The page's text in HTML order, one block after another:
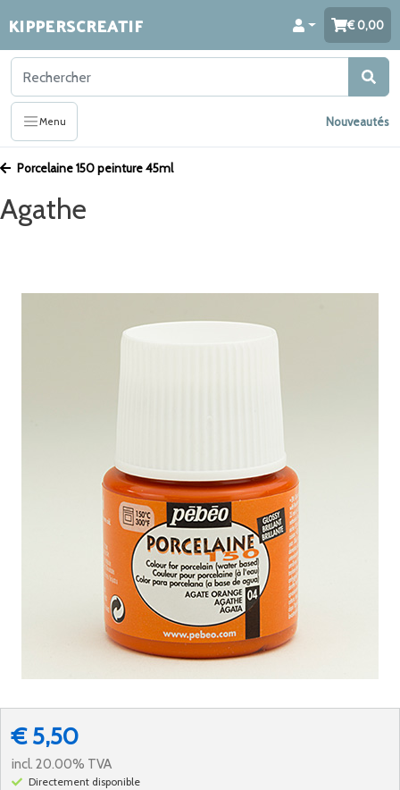
KIPPERSCREATIF 0,00
Menu Nouveautés
Porcelaine 150 peinture 45ml
Agathe
€ 5,50
incl. 20.00% TVA
Directement disponible